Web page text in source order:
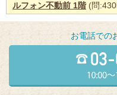
ルフォン不動前 1階(問
お電話での